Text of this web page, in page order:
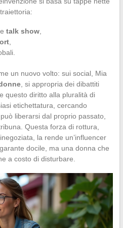
talk show,
,
un nuovo volto: sui social, Mia
, si appropria dei dibattiti
questo diritto alla pluralità di
etichettatura, cercando
liberarsi dal proprio passato,
Questa forza di rottura,
la rende un’influencer
docile, ma una donna che
a costo di disturbare.